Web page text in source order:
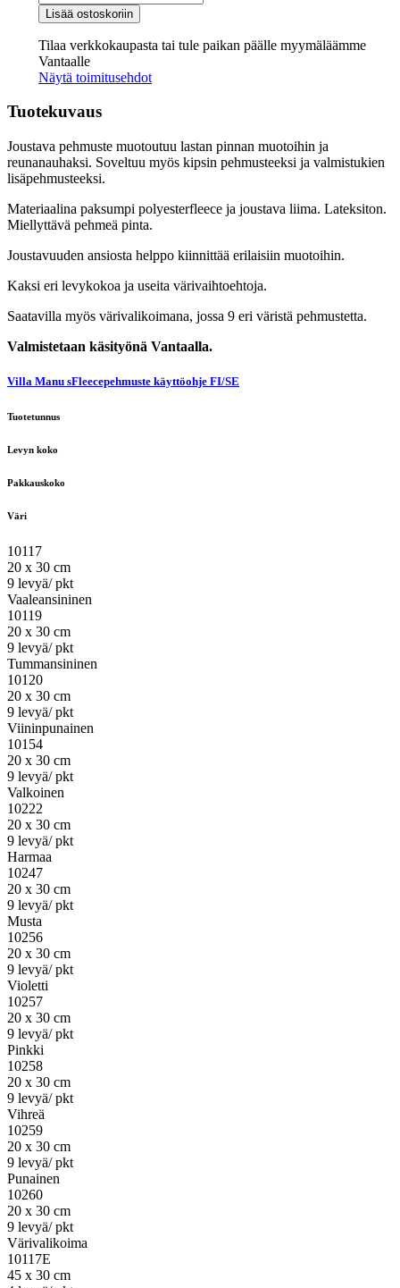
MANUS
-
fleecepehmuste
määrä
Lisää ostoskoriin
Tilaa verkkokaupasta tai tule paikan päälle myymäläämme
Vantaalle
Näytä toimitusehdot
Tuotekuvaus
Joustava pehmuste muotoutuu lastan pinnan muotoihin ja
reunanauhaksi. Soveltuu myös kipsin pehmusteeksi ja valmistukien
lisäpehmusteeksi.
Materiaalina paksumpi polyesterfleece ja joustava liima. Lateksiton.
Miellyttävä pehmeä pinta.
Joustavuuden ansiosta helppo kiinnittää erilaisiin muotoihin.
Kaksi eri levykokoa ja useita värivaihtoehtoja.
Saatavilla myös värivalikoimana, jossa 9 eri väristä pehmustetta.
Valmistetaan käsityönä Vantaalla.
Villa Manu sFleecepehmuste käyttöohje FI/SE
Tuotetunnus
Levyn koko
Pakkauskoko
Väri
10117
20 x 30 cm
9 levyä/ pkt
Vaaleansininen
10119
20 x 30 cm
9 levyä/ pkt
Tummansininen
10120
20 x 30 cm
9 levyä/ pkt
Viininpunainen
10154
20 x 30 cm
9 levyä/ pkt
Valkoinen
10222
20 x 30 cm
9 levyä/ pkt
Harmaa
10247
20 x 30 cm
9 levyä/ pkt
Musta
10256
20 x 30 cm
9 levyä/ pkt
Violetti
10257
20 x 30 cm
9 levyä/ pkt
Pinkki
10258
20 x 30 cm
9 levyä/ pkt
Vihreä
10259
20 x 30 cm
9 levyä/ pkt
Punainen
10260
20 x 30 cm
9 levyä/ pkt
Värivalikoima
10117E
45 x 30 cm